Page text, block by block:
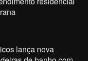
lança nova